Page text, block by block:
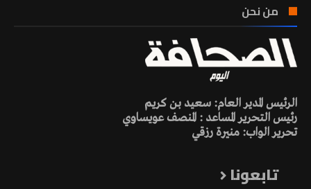
من نحن
الرئيس المدير العام: سعيد بن كريم
رئيس التحرير المساعد : المنصف عويساوي
تحرير الواب: منيرة رزقي
تابعونا